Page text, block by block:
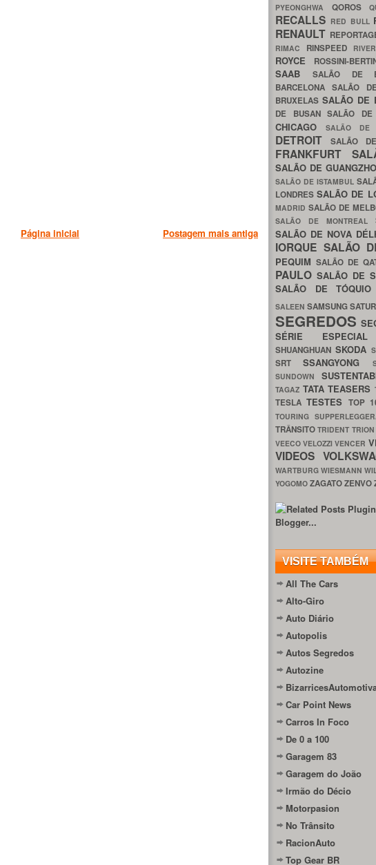
Postagem mais antiga
Página inicial
PYEONGHWA QOROS
RECALLS RED BULL
RENAULT
RIMAC RINSPEED
ROYCE
ROSSINI-
SAAB SALÃO DE
BARCELONA SALÃO
BRUXELAS SALÃO DE
DE BUSAN SALÃO DE
CHICAGO
SALÃO
DETROIT
SALÃO
FRANKFURT
SALÃO DE
SALÃO DE ISTAMBUL
LONDRESSALÃO DE
MADRID SALÃO DE
SALÃO DE MONTREAL
SALÃO DE NOVA
IORQUE SALÃO
PEQUIM SALÃO DE
PAULO SALÃO DE
SALÃO DE TÓQUIO
SALEENSAMSUNG
SEGREDOS
SÉRIE
SHUANGHUAN SKODA
SRTSSANGYONG
SUNDOWN
TAGAZ TATA TEASERS
TESLATESTES TOP
TOURING
TRÂNSITOTRIDENT
VEECOVELOZZIVENCER
VIDEOS
WARTBURG WIESMANN
YOGOMO ZAGATOZENVO
VISITE TAMBÉM
All The Cars
Alto-Giro
Auto Diário
Autopolis
Autos Segredos
Autozine
Car Point News
Carros In Foco
De 0 a 100
Garagem 83
Garagem do João
Irmão do Décio
Motorpasion
No Trânsito
RacionAuto
Top Gear BR